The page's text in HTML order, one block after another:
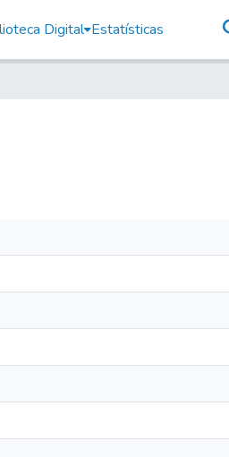
Digital Estatísticas